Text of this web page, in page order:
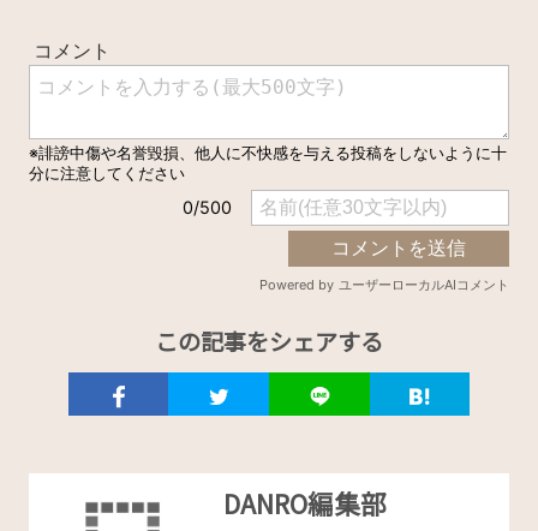
この記事をシェアする
DANRO編集部